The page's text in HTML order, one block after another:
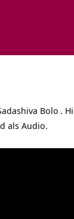
Bolo .
als Audio.